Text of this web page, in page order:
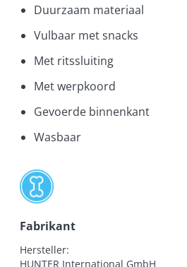
Duurzaam materiaal
Vulbaar met snacks
Met ritssluiting
Met werpkoord
Gevoerde binnenkant
Wasbaar
Fabrikant
Hersteller:
HUNTER International GmbH